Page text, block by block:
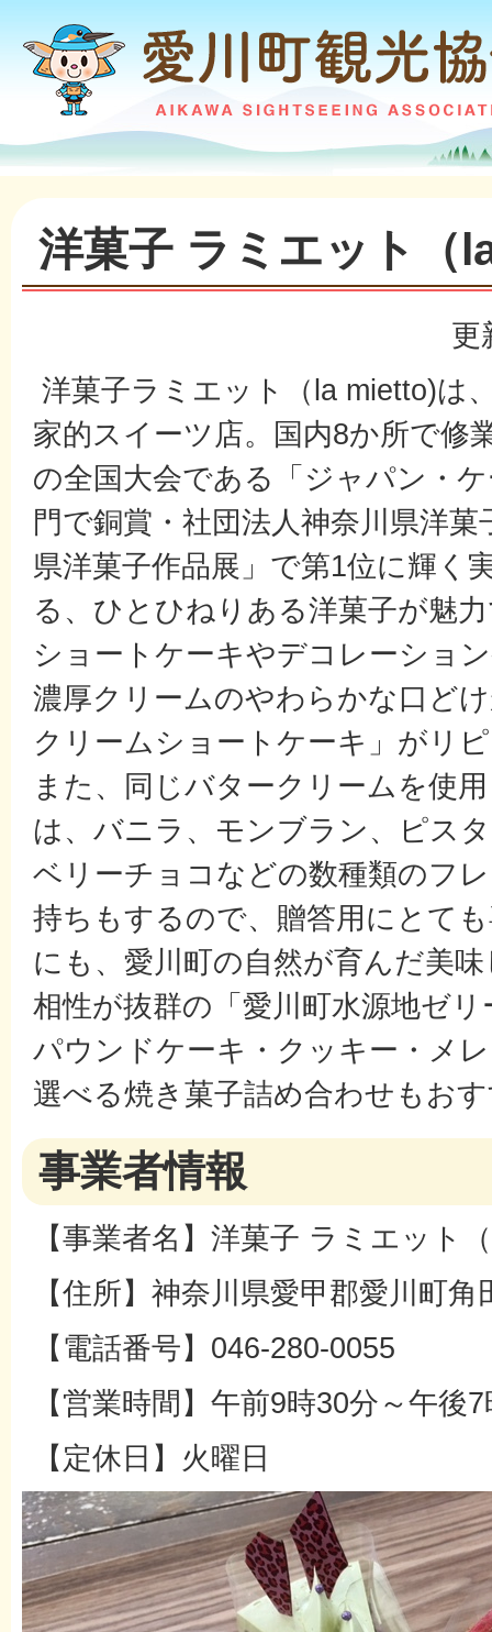
洋菓子 ラミエット（
更
洋菓子ラミエット（la mietto)は
家的スイーツ店。国内8か所で修
の全国大会である「ジャパン・
門で銅賞・社団法人神奈川県洋
県洋菓子作品展」で第1位に輝く
る、ひとひねりある洋菓子が魅
ショートケーキやデコレーショ
濃厚クリームのやわらかな口ど
クリームショートケーキ」がリ
また、同じバタークリームを使
は、バニラ、モンブラン、ピス
ベリーチョコなどの数種類のフ
持ちもするので、贈答用にとて
にも、愛川町の自然が育んだ美
相性が抜群の「愛川町水源地ゼ
パウンドケーキ・クッキー・メ
選べる焼き菓子詰め合わせもお
事業者情報
【事業者名】洋菓子 ラミエット
【住所】神奈川県愛甲郡愛川町角
【電話番号】046-280-0055
【営業時間】午前9時30分～午後7
【定休日】火曜日